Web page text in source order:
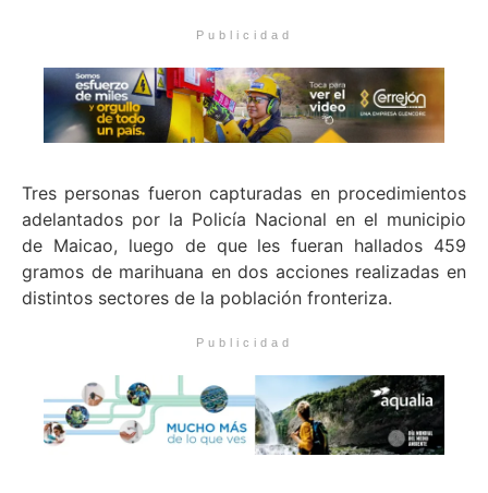
Publicidad
Tres personas fueron capturadas en procedimientos
adelantados por la Policía Nacional en el municipio
de Maicao, luego de que les fueran hallados 459
gramos de marihuana en dos acciones realizadas en
distintos sectores de la población fronteriza.
Publicidad